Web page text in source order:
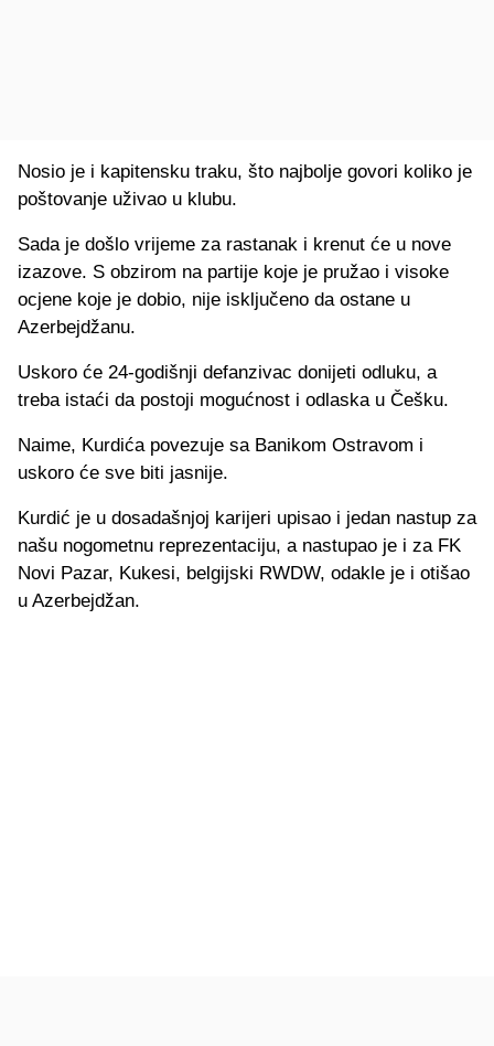
Nosio je i kapitensku traku, što najbolje govori koliko je
poštovanje uživao u klubu.
Sada je došlo vrijeme za rastanak i krenut će u nove
izazove. S obzirom na partije koje je pružao i visoke
ocjene koje je dobio, nije isključeno da ostane u
Azerbejdžanu.
Uskoro će 24-godišnji defanzivac donijeti odluku, a
treba istaći da postoji mogućnost i odlaska u Češku.
Naime, Kurdića povezuje sa Banikom Ostravom i
uskoro će sve biti jasnije.
Kurdić je u dosadašnjoj karijeri upisao i jedan nastup za
našu nogometnu reprezentaciju, a nastupao je i za FK
Novi Pazar, Kukesi, belgijski RWDW, odakle je i otišao
u Azerbejdžan.